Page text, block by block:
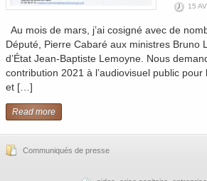
15
Au mois de mars, j’ai cosigné avec de
Député, Pierre Cabaré aux ministres Bruno
d’État Jean-Baptiste Lemoyne. Nous
contribution 2021 à l’audiovisuel public
et […]
Read more
Communiqués de presse